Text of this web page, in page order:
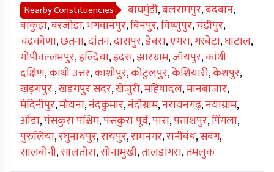
Nearby Constituencies बाघमुंडी,बलरामपुर,बंदवान,
बांकुड़ा,बरजोड़ा,भगवानपुर,बिनपुर,विष्णुपुर,चंडीपुर,
चंद्रकोणा,छतना,दांतन,दासपुर,डेबरा,एगरा,गरबेटा,घाटाल,
गोपीवल्लभपुर,हल्दिया,इंदस,झारग्राम,जॉयपुर,कांथी
दक्षिण,कांथी उत्तर,काशीपुर,कोटुलपुर,केशियारी,केशपुर,
खड़गपुर,खड़गपुर सदर,खेजुरी,महिषादल,मानबाजार,
मेदिनीपुर,मोयना,नंदकुमार,नंदीग्राम,नरायनगढ़,नयाग्राम,
ओंडा,पंसकुरा पश्चिम,पंसकुरा पूर्व,पारा,पताशपुर,पिंगला,
पुरुलिया,रघुनाथपुर,रायपुर,रामनगर,रानीबंध,सबंग,
सालबोनी,सालतोरा,सोनामुखी,तालडांगरा,तमलुक